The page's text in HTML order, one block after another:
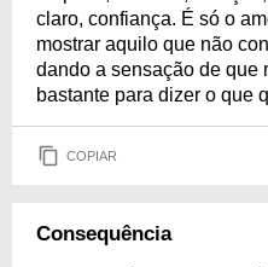
claro, confiança. É só o
mostrar aquilo que não
dando a sensação de que
bastante para dizer o que
COPIAR
Consequência